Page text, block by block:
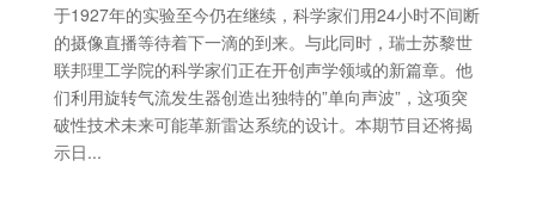
于1927年的实验至今仍在继续，科学家们用24小时不间断
的摄像直播等待着下一滴的到来。与此同时，瑞士苏黎世
联邦理工学院的科学家们正在开创声学领域的新篇章。他
们利用旋转气流发生器创造出独特的”单向声波”，这项突
破性技术未来可能革新雷达系统的设计。本期节目还将揭
示日...